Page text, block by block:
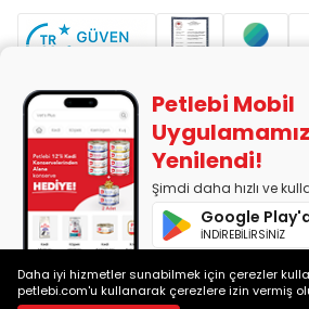
PETLEBİ EVCİL HAYVAN ÜRÜNLERİ PAZ. SAN.
Mah. 1. Alaşar Cad. No: 9 Osmangazi/
7290599225 vergi numarasıyla Uludağ
2014-2026 © petlebi.com v11.89.0
Bursa'da sevgiyle yapıldı.
Petlebi Mobil
Uygulamamız
Yenilendi!
Şimdi daha hızlı ve
Google
İNDİREBİLİRSİNİZ
App
İNDİREBİLİRSİNİZ
Daha iyi hizmetler sunabilmek için çerezler
petlebi.com'u kullanarak çerezlere izin vermiş